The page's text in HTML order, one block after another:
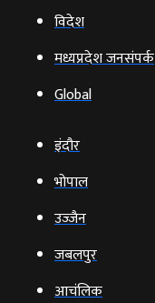
विदेश
मध्यप्रदेश जनसंपर्क
Global
इंदौर
भोपाल
उज्‍जैन
जबलपुर
आचंलिक